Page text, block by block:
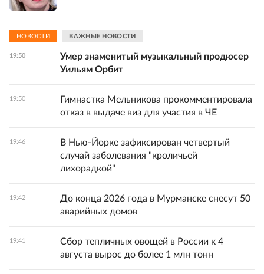
НОВОСТИ ВАЖНЫЕ НОВОСТИ
19:50
Умер знаменитый музыкальный продюсер
Уильям Орбит
19:50
Гимнастка Мельникова прокомментировала
отказ в выдаче виз для участия в ЧЕ
19:46
В Нью-Йорке зафиксирован четвертый
случай заболевания "кроличьей
лихорадкой"
19:42
До конца 2026 года в Мурманске снесут 50
аварийных домов
19:41
Сбор тепличных овощей в России к 4
августа вырос до более 1 млн тонн